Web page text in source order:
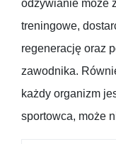
odżywianie może
treningowe,
regenerację oraz
zawodnika.
każdy organizm
sportowca, może